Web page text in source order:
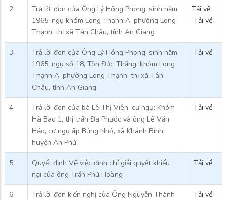
2
Trả lời đơn của Ông Lý Hồng Phong, sinh năm
1965, ngụ khóm Long Thạnh A, phường Long
Thạnh, thị xã Tân Châu, tỉnh An Giang
Tải về ,
Tải về
3
Trả lời đơn của Ông Lý Hồng Phong, sinh năm
1965, ngụ số 18, Tôn Đức Thắng, khóm Long
Thạnh A, phường Long Thạnh, thị xã Tân
Châu, tỉnh An Giang
Tải về
4
Trả lời đơn của bà Lê Thị Viên, cư ngụ: Khóm
Hà Bao 1, thị trấn Đa Phước và ông Lê Văn
Hảo, cư ngụ ấp Búng Nhỏ, xã Khánh Bình,
huyện An Phú
Tải về
5
Quyết định Về việc đình chỉ giải quyết khiếu
nại của ông Trần Phú Hoàng
Tải về
6
Trả lời đơn kiến nghị của Ông Nguyễn Thành
Tải về